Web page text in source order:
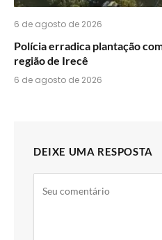
6 de agosto de 2026
Polícia erradica plantação
região de Irecê
6 de agosto de 2026
DEIXE UMA RESPOSTA